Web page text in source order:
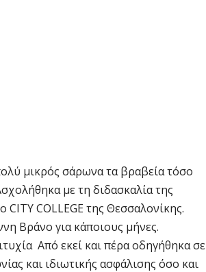
μικρός σάρωνα τα βραβεία τόσο
με τη διδασκαλία της
COLLEGE της Θεσσαλονίκης.
Βράνο για κάποιους μήνες.
Από εκεί και πέρα οδηγήθηκα σε
και ιδιωτικής ασφάλισης όσο και